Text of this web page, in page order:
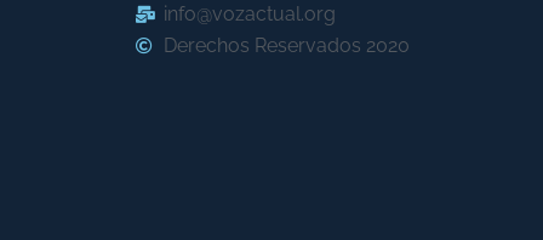
info@vozactual.org
Derechos Reservados 2020